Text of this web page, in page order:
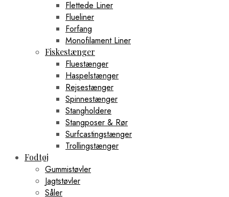
Flettede Liner
Flueliner
Forfang
Monofilament Liner
Fiskestænger
Fluestænger
Haspelstænger
Rejsestænger
Spinnestænger
Stangholdere
Stangposer & Rør
Surfcastingstænger
Trollingstænger
Fodtøj
Gummistøvler
Jagtstøvler
Såler